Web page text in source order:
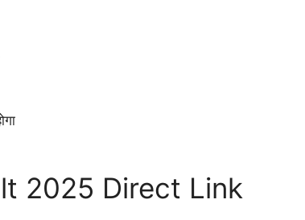
2025 Direct Link